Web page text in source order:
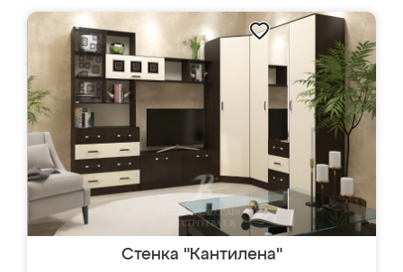
Стенка "Кантилена"